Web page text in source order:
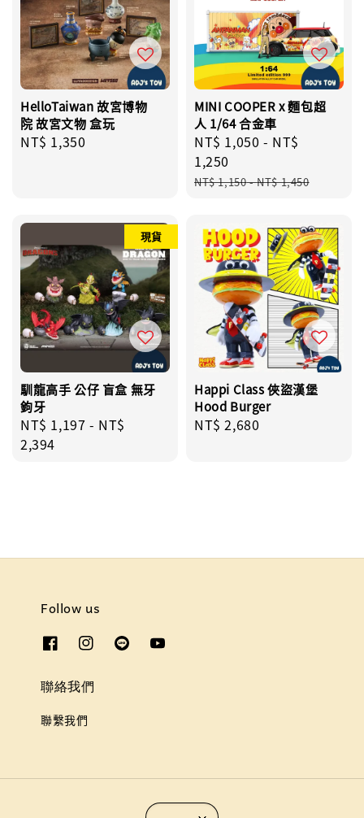
HelloTaiwan 故宮博物
院 故宮文物 盒玩
Regular
NT$ 1,350
MINI COOPER x 麵包超
人 1/64 合金車
Sale
price
NT$ 1,050 - NT$
1,250
Regular
NT$ 1,150-NT$ 1,450
現貨
馴龍高手 公仔 盲盒 無牙
鉤牙
Regular
price
NT$ 1,197 - NT$
2,394
Happi Class 俠盜漢堡
Hood Burger
Regular
NT$ 2,680
Follow us
聯絡我們
聯繫我們